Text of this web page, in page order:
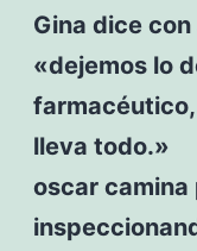
Gina dice
«dejemos lo
lleva todo.»
oscar camina